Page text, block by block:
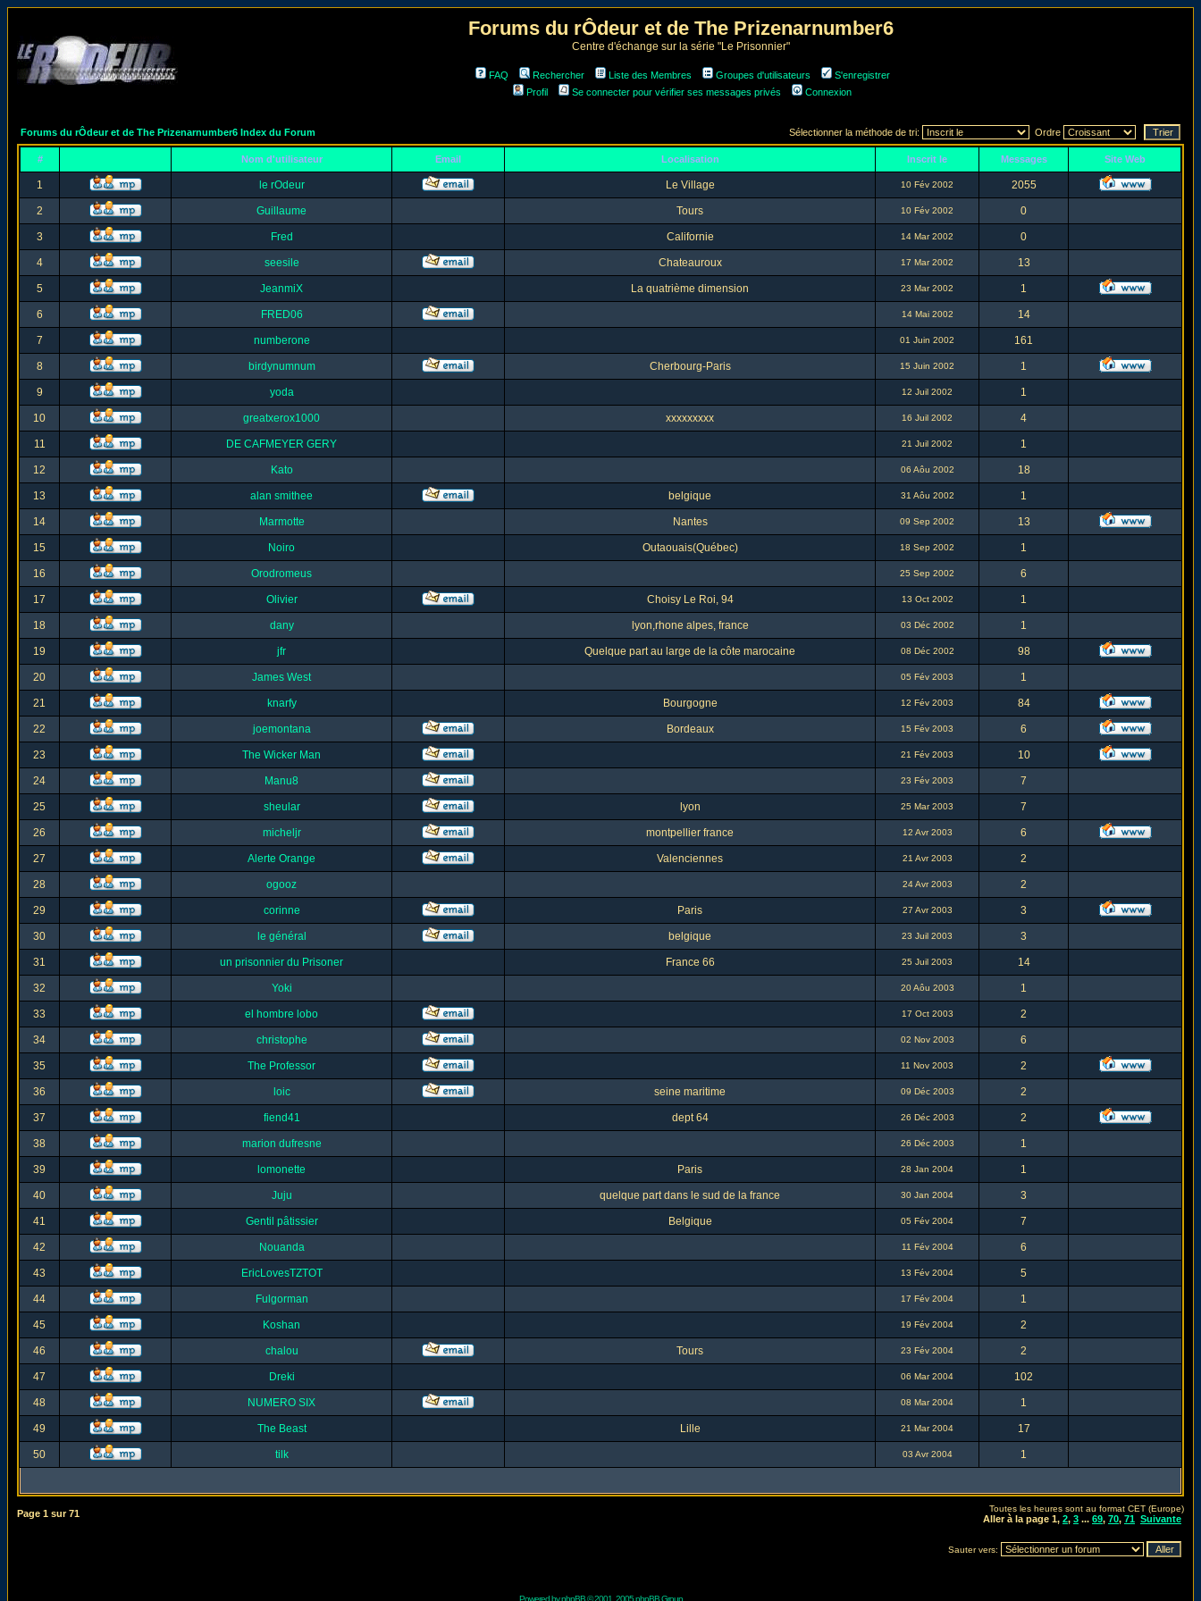
Forums du rÔdeur et de The Prizenarnumber6
Centre d'échange sur la série "Le Prisonnier"
FAQ Rechercher Liste des Membres Groupes d'utilisateurs
S'enregistrer
Profil
Se connecter pour vérifier ses messages privés Connexion
Forums du rÔdeur et de The Prizenarnumber6 Index du Forum Sélectionner la méthode de tri: Ordre
# Nom d'utilisateur Email Localisation Inscrit le Messages Site Web
1 le rOdeur Le Village 10 Fév 2002 2055
2 Guillaume Tours 10 Fév 2002 0
3 Fred Californie 14 Mar 2002 0
4 seesile Chateauroux 17 Mar 2002 13
5 JeanmiX La quatrième dimension 23 Mar 2002 1
6 FRED06 14 Mai 2002 14
7 numberone 01 Juin 2002 161
8 birdynumnum Cherbourg-Paris 15 Juin 2002 1
9 yoda 12 Juil 2002 1
10 greatxerox1000 xxxxxxxxx 16 Juil 2002 4
11 DE CAFMEYER GERY 21 Juil 2002 1
12 Kato 06 Aôu 2002 18
13 alan smithee belgique 31 Aôu 2002 1
14 Marmotte Nantes 09 Sep 2002 13
15 Noiro Outaouais(Québec) 18 Sep 2002 1
16 Orodromeus 25 Sep 2002 6
17 Olivier Choisy Le Roi, 94 13 Oct 2002 1
18 dany lyon,rhone alpes, france 03 Déc 2002 1
19 jfr Quelque part au large de la côte marocaine 08 Déc 2002 98
20 James West 05 Fév 2003 1
21 knarfy Bourgogne 12 Fév 2003 84
22 joemontana Bordeaux 15 Fév 2003 6
23 The Wicker Man 21 Fév 2003 10
24 Manu8 23 Fév 2003 7
25 sheular lyon 25 Mar 2003 7
26 micheljr montpellier france 12 Avr 2003 6
27 Alerte Orange Valenciennes 21 Avr 2003 2
28 ogooz 24 Avr 2003 2
29 corinne Paris 27 Avr 2003 3
30 le général belgique 23 Juil 2003 3
31 un prisonnier du Prisoner France 66 25 Juil 2003 14
32 Yoki 20 Aôu 2003 1
33 el hombre lobo 17 Oct 2003 2
34 christophe 02 Nov 2003 6
35 The Professor 11 Nov 2003 2
36 loic seine maritime 09 Déc 2003 2
37 fiend41 dept 64 26 Déc 2003 2
38 marion dufresne 26 Déc 2003 1
39 lomonette Paris 28 Jan 2004 1
40 Juju quelque part dans le sud de la france 30 Jan 2004 3
41 Gentil pâtissier Belgique 05 Fév 2004 7
42 Nouanda 11 Fév 2004 6
43 EricLovesTZTOT 13 Fév 2004 5
44 Fulgorman 17 Fév 2004 1
45 Koshan 19 Fév 2004 2
46 chalou Tours 23 Fév 2004 2
47 Dreki 06 Mar 2004 102
48 NUMERO SIX 08 Mar 2004 1
49 The Beast Lille 21 Mar 2004 17
50 tilk 03 Avr 2004 1
Page 1 sur71 Toutes les heures sont au format CET (Europe)
Aller à la page 1, 2, 3 ... 69, 70, 71 Suivante
Sauter vers:
Powered byphpBB© 2001, 2005 phpBB Group